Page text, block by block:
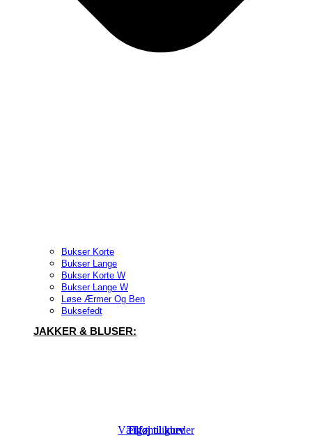
Bukser Korte
Bukser Lange
Bukser Korte W
Bukser Lange W
Løse Ærmer Og Ben
Buksefedt
JAKKER & BLUSER:
Tilføj til kurv
Tilføj til kurv
Tilføj til kurv
Vælg muligheder